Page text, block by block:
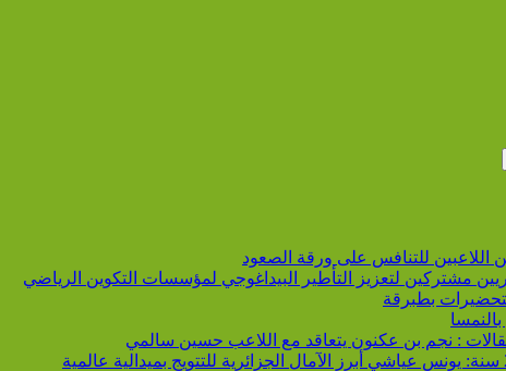
للتنافس على ورقة الصعود
مشتركين لتعزيز التأطير البيداغوجي لمؤسسات التكوين الرياضي
بطبرقة
: نجم بن عكنون يتعاقد مع اللاعب حسين سالمي